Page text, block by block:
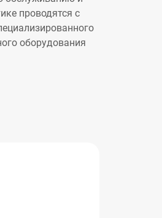
проводятся с
оборудования